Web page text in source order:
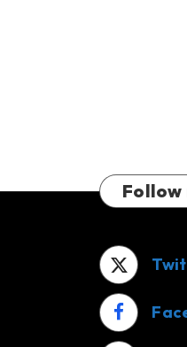
Follow